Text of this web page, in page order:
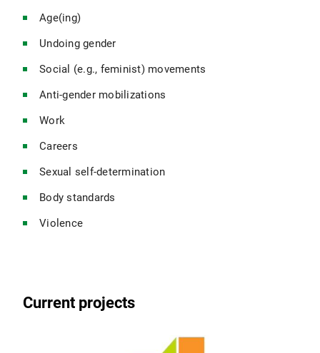
Age(ing)
Undoing gender
Social (e.g., feminist) movements
Anti-gender mobilizations
Work
Careers
Sexual self-determination
Body standards
Violence
Current projects